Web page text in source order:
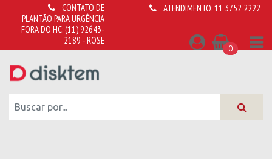
CONTATO DE
PLANTÃO PARA URGÊNCIA
FORA DO HC:(11) 92643-
2189 - ROSE
ATENDIMENTO:11 3752 2222
0